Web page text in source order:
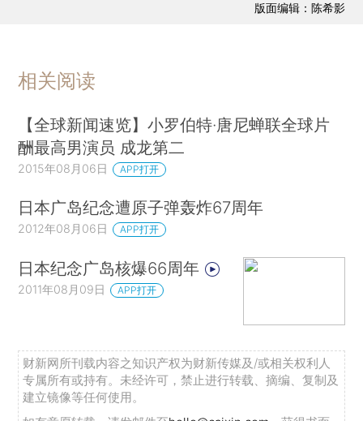
版面编辑：陈希影
相关阅读
【全球新闻速览】小罗伯特·唐尼蝉联全球片
酬最高男演员 成龙第二
2015年08月06日 APP打开
日本广岛纪念遭原子弹轰炸67周年
2012年08月06日 APP打开
日本纪念广岛核爆66周年
2011年08月09日 APP打开
财新网所刊载内容之知识产权为财新传媒及/或相关权利人
专属所有或持有。未经许可，禁止进行转载、摘编、复制及
建立镜像等任何使用。